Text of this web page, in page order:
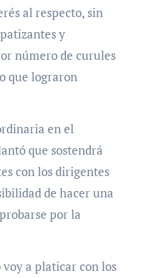
al respecto, sin
y
número de curules
que lograron
en el
que sostendrá
con los dirigentes
de hacer una
por la
a platicar con los